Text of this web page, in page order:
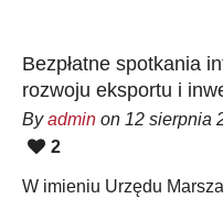
Bezpłatne spotkania
rozwoju eksportu i
Byadmin on 12 sierpnia
2
W imieniu Urzędu